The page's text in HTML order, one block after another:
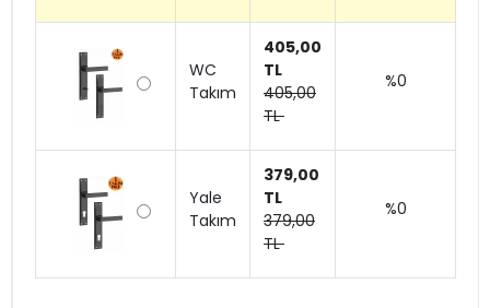
WC
Takım
405,00
TL
405,00
TL
%0
Yale
Takım
379,00
TL
379,00
TL
%0